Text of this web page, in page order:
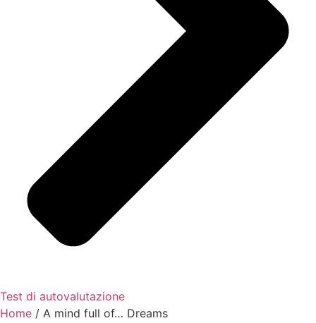
Test di autovalutazione
Home / A mind full of… Dreams